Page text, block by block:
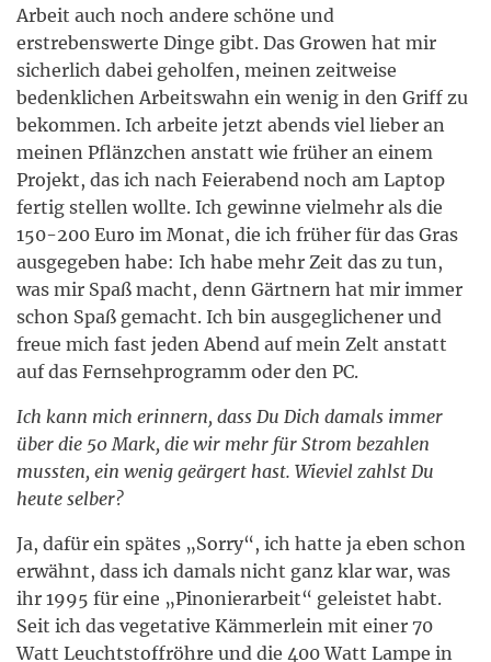
Arbeit auch noch andere schöne und
erstrebenswerte Dinge gibt. Das Growen hat mir
sicherlich dabei geholfen, meinen zeitweise
bedenklichen Arbeitswahn ein wenig in den Griff zu
bekommen. Ich arbeite jetzt abends viel lieber an
meinen Pflänzchen anstatt wie früher an einem
Projekt, das ich nach Feierabend noch am Laptop
fertig stellen wollte. Ich gewinne vielmehr als die
150-200 Euro im Monat, die ich früher für das Gras
ausgegeben habe: Ich habe mehr Zeit das zu tun,
was mir Spaß macht, denn Gärtnern hat mir immer
schon Spaß gemacht. Ich bin ausgeglichener und
freue mich fast jeden Abend auf mein Zelt anstatt
auf das Fernsehprogramm oder den PC.
Ich kann mich erinnern, dass Du Dich damals immer
über die 50 Mark, die wir mehr für Strom bezahlen
mussten, ein wenig geärgert hast. Wieviel zahlst Du
heute selber?
Ja, dafür ein spätes „Sorry“, ich hatte ja eben schon
erwähnt, dass ich damals nicht ganz klar war, was
ihr 1995 für eine „Pinonierarbeit“ geleistet habt.
Seit ich das vegetative Kämmerlein mit einer 70
Watt Leuchtstoffröhre und die 400 Watt Lampe in